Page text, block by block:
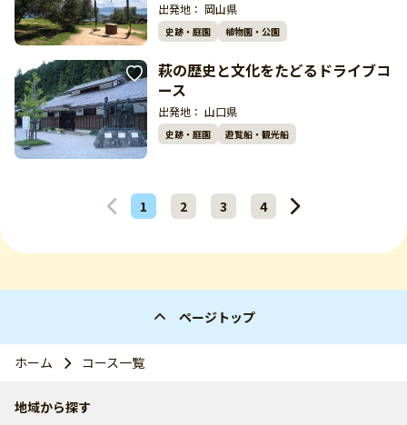
出発地： 岡山県
史跡・庭園 植物園・公園
萩の歴史と文化をたどるドライブコ
ース
出発地： 山口県
史跡・庭園 遊覧船・観光船
1 2 3 4
ページトップ
ホーム コース一覧
地域から探す